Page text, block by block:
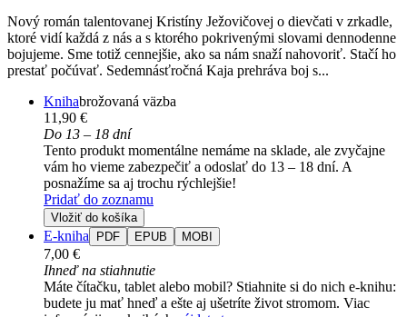
Nový román talentovanej Kristíny Ježovičovej o dievčati v zrkadle,
ktoré vidí každá z nás a s ktorého pokrivenými slovami dennodenne
bojujeme. Sme totiž cennejšie, ako sa nám snaží nahovoriť. Stačí ho
prestať počúvať. Sedemnásťročná Kaja prehráva boj s...
Knihabrožovaná väzba
11,90 €
Do 13 – 18 dní
Tento produkt momentálne nemáme na sklade, ale zvyčajne
vám ho vieme zabezpečiť a odoslať do 13 – 18 dní. A
posnažíme sa aj trochu rýchlejšie!
Pridať do zoznamu
Vložiť do košíka
E-kniha PDF EPUB MOBI
7,00 €
Ihneď na stiahnutie
Máte čítačku, tablet alebo mobil? Stiahnite si do nich e-knihu:
budete ju mať hneď a ešte aj ušetríte život stromom. Viac